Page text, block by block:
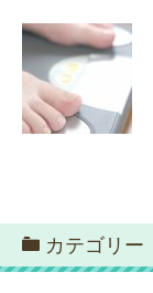
カテゴリー